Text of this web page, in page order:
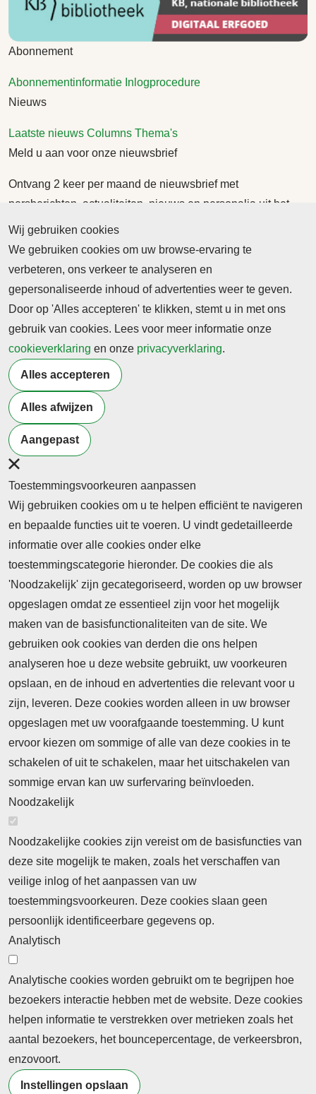
Wij gebruiken cookies
We gebruiken cookies om uw browse-ervaring te
verbeteren, ons verkeer te analyseren en
gepersonaliseerde inhoud of advertenties weer te geven.
Door op 'Alles accepteren' te klikken, stemt u in met ons
gebruik van cookies. Lees voor meer informatie onze
cookieverklaring en onze privacyverklaring.
Alles accepteren
Alles afwijzen
Aangepast
Toestemmingsvoorkeuren aanpassen
Wij gebruiken cookies om u te helpen efficiënt te navigeren
en bepaalde functies uit te voeren. U vindt gedetailleerde
informatie over alle cookies onder elke
toestemmingscategorie hieronder. De cookies die als
'Noodzakelijk' zijn gecategoriseerd, worden op uw browser
opgeslagen omdat ze essentieel zijn voor het mogelijk
maken van de basisfunctionaliteiten van de site. We
gebruiken ook cookies van derden die ons helpen
analyseren hoe u deze website gebruikt, uw voorkeuren
opslaan, en de inhoud en advertenties die relevant voor u
zijn, leveren. Deze cookies worden alleen in uw browser
opgeslagen met uw voorafgaande toestemming. U kunt
ervoor kiezen om sommige of alle van deze cookies in te
schakelen of uit te schakelen, maar het uitschakelen van
sommige ervan kan uw surfervaring beïnvloeden.
Noodzakelijk
Noodzakelijke cookies zijn vereist om de basisfuncties van
deze site mogelijk te maken, zoals het verschaffen van
veilige inlog of het aanpassen van uw
toestemmingsvoorkeuren. Deze cookies slaan geen
persoonlijk identificeerbare gegevens op.
Analytisch
Analytische cookies worden gebruikt om te begrijpen hoe
bezoekers interactie hebben met de website. Deze cookies
helpen informatie te verstrekken over metrieken zoals het
aantal bezoekers, het bouncepercentage, de verkeersbron,
enzovoort.
Instellingen opslaan
Abonnement
Abonnementinformatie Inlogprocedure
Nieuws
Laatste nieuws Columns Thema's
Meld u aan voor onze nieuwsbrief
Ontvang 2 keer per maand de nieuwsbrief met
persberichten, actualiteiten, nieuws en personalia uit het
beroepsonderwijs.
©2026 Profiel Actueel
Designed & Powered by VWA digital agency